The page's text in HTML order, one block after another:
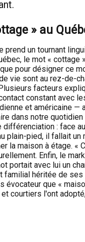
» au
prend un tournant
le mot « cottage
pour désigner ce
vie sont au rez-de-
facteurs
constant avec
et américaine —
dans notre quotidien
différenciation : face
plain-pied, il fallait un
la maison à étage. «
Enfin, le
portait avec lui un
familial héritée de ses
évocateur que «
courtiers l'ont